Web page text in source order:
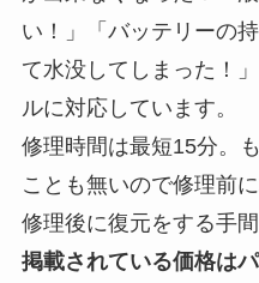
い！」「バッテリーの
て水没してしまった！
ルに対応しています。
修理時間は最短15分。
ことも無いので修理前
修理後に復元をする手
掲載されている価格は